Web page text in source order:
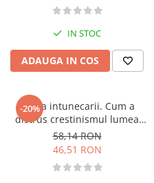
Crime, Thriller, Mistery
Istorica
Literatura de divertisment
Memorii si jurnale
Moderna, contemporana
Poezie, teatru
Publicistica, eseu
IN STOC
ADAUGA IN COS
-20%
Epoca intunecarii. Cum a
distrus crestinismul lumea
clasica
58,14 RON
46,51 RON